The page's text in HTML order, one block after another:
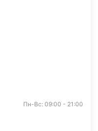
Пн-Вс: 09:00 - 21:00